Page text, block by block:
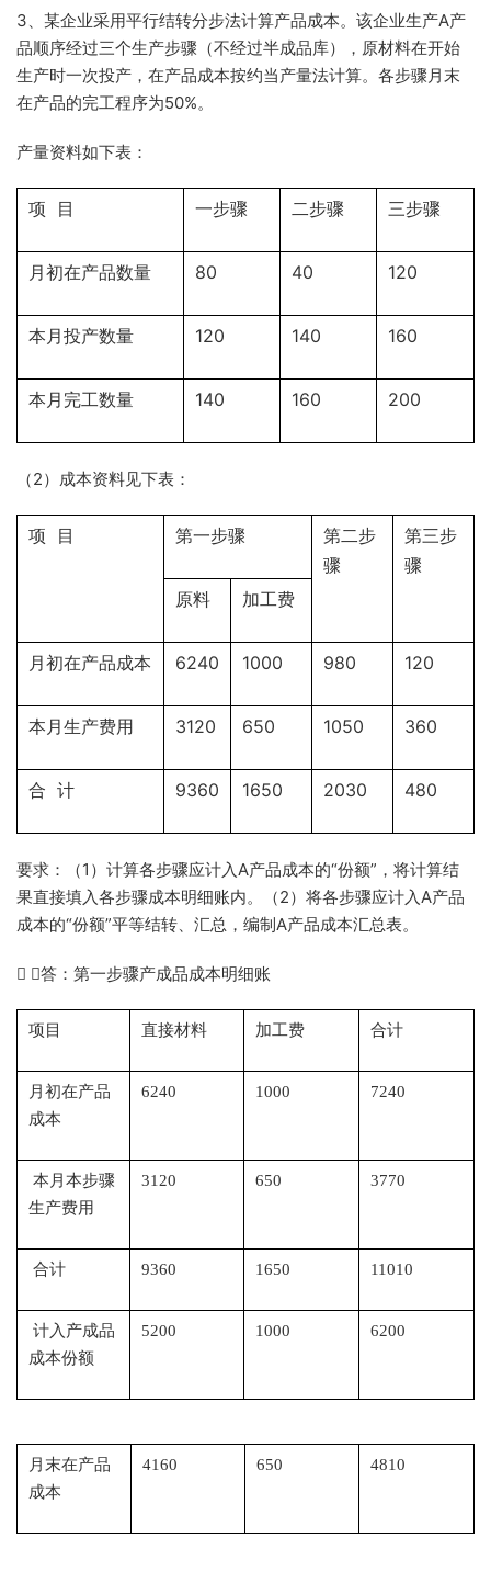
3、某企业采用平行结转分步法计算产品成本。该企业生产A产
品顺序经过三个生产步骤（不经过半成品库），原材料在开始
生产时一次投产，在产品成本按约当产量法计算。各步骤月末
在产品的完工程序为50%。
产量资料如下表：
项 目 一步骤 二步骤 三步骤
月初在产品数量 80 40 120
本月投产数量 120 140 160
本月完工数量 140 160 200
（2）成本资料见下表：
项 目 第一步骤
第二步
骤
第三步
骤
原料
加工费
月初在产品成本 6240 1000 980 120
本月生产费用 3120 650 1050 360
合 计 9360 1650 2030 480
要求：（1）计算各步骤应计入A产品成本的“份额”，将计算结
果直接填入各步骤成本明细账内。（2）将各步骤应计入A产品
成本的“份额”平等结转、汇总，编制A产品成本汇总表。
 答：第一步骤产成品成本明细账
项目 直接材料 加工费 合计
月初在产品
成本
6240 1000 7240
本月本步骤
生产费用
3120 650 3770
合计 9360 1650 11010
计入产成品
成本份额
5200 1000 6200
月末在产品
成本
4160 650 4810